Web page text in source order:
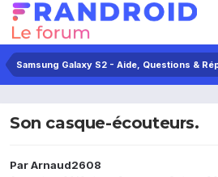
Samsung Galaxy S2 - Aide, Questions &
Son casque-écouteurs.
ParArnaud2608